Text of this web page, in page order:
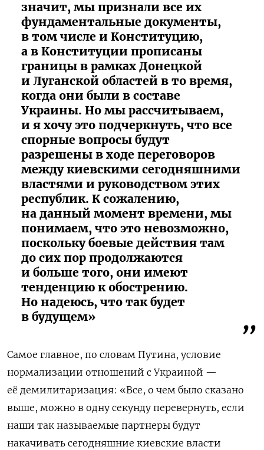
значит, мы признали все их
фундаментальные документы,
в том числе и Конституцию,
а в Конституции прописаны
границы в рамках Донецкой
и Луганской областей в то время,
когда они были в составе
Украины. Но мы рассчитываем,
и я хочу это подчеркнуть, что все
спорные вопросы будут
разрешены в ходе переговоров
между киевскими сегодняшними
властями и руководством этих
республик. К сожалению,
на данный момент времени, мы
понимаем, что это невозможно,
поскольку боевые действия там
до сих пор продолжаются
и больше того, они имеют
тенденцию к обострению.
Но надеюсь, что так будет
в будущем»
Самое главное, по словам Путина, условие
нормализации отношений с Украиной —
её демилитаризация: «Все, о чем было сказано
выше, можно в одну секунду перевернуть, если
наши так называемые партнеры будут
накачивать сегодняшние киевские власти